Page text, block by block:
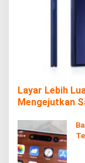
Layar Lebih
Mengejutkan